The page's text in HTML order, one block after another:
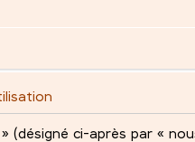
(désigné ci-après par «